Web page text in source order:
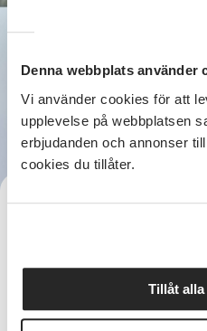
Denna webbplats använder
Vi använder cookies för att
upplevelse på webbplatsen
erbjudanden och annonser
cookies du tillåter.
Tillåt